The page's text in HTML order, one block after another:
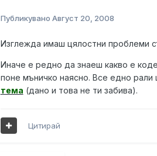
Публикувано Август 20, 2008
Изглежда имаш цялостни проблеми
Иначе е редно да знаеш какво е
поне мъничко наясно. Все едно
тема (дано и това не ти забива).
Цитирай